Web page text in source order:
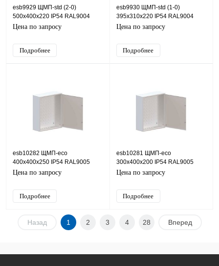
esb9929 ЩМП-std (2-0)
500х400х220 IP54 RAL9004
ESB (сталь), IP54, 400х500х220
Цена по запросу
Подробнее
esb9930 ЩМП-std (1-0)
395х310х220 IP54 RAL9004
ESB (сталь), IP54, 310х395х220
Цена по запросу
Подробнее
esb10282 ЩМП-eco
400х400х250 IP54 RAL9005
ESB (сталь), IP31, 400х400х250
Цена по запросу
Подробнее
esb10281 ЩМП-eco
300х400х200 IP54 RAL9005
ESB (сталь), IP31, 400х300х200
Цена по запросу
Подробнее
Назад 1 2 3 4 28 Вперед